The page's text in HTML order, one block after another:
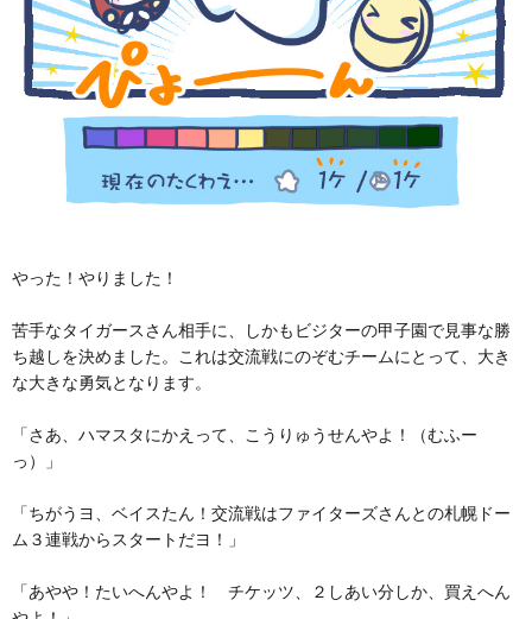
やった！やりました！
苦手なタイガースさん相手に、しかもビジターの甲子園で見事な勝
ち越しを決めました。これは交流戦にのぞむチームにとって、大き
な大きな勇気となります。
「さあ、ハマスタにかえって、こうりゅうせんやよ！（むふー
っ）」
「ちがうヨ、ベイスたん！交流戦はファイターズさんとの札幌ドー
ム３連戦からスタートだヨ！」
「あやや！たいへんやよ！ チケッツ、２しあい分しか、買えへん